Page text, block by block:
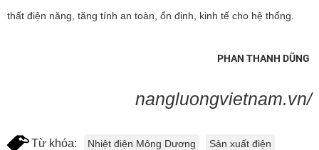
thất điện năng, tăng tính an toàn, ổn định, kinh tế cho hệ thống.
PHAN THANH DŨNG
nangluongvietnam.vn/
Từ khóa: Nhiệt điện Mông Dương
Sản xuất điện